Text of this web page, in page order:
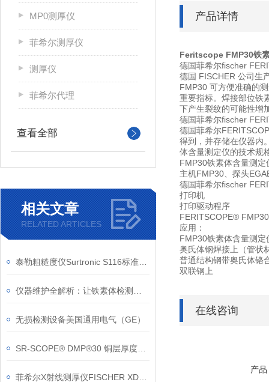
MP0测厚仪
菲希尔测厚仪
测厚仪
菲希尔代理
查看全部
相关文章
RELATED ARTICLES
无损检测设备美国通用电气（GE）
产品详情
Feritscope FMP30铁
德国菲希尔fischer
德国 FISCHER 公司生
FMP30 可方便准确的
重要指标。焊接部位铁
下产生裂纹的可能性增
德国菲希尔fischer
德国菲希尔
得到，并存储在仪器内
体含量测定仪的技术规
FMP30铁素体含量测定
主机FMP30、探头
德国菲希尔fischer
打印机
打印驱动程序
FERITSCOPE®
应用：
FMP30铁素体含量测定
奥氏体钢焊接上（管状
普通结构钢带奥氏体铬
双联钢上
在线咨询
产品